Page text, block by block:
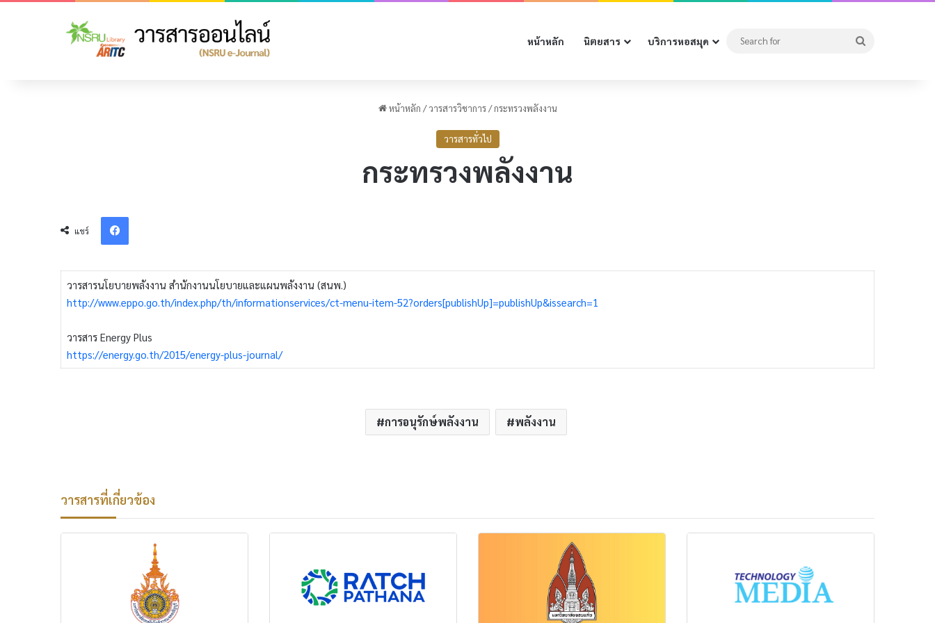
หน้าหลัก นิตยสาร บริการหอสมุด
หน้าหลัก / วารสารวิชาการ / กระทรวงพลังงาน
วารสารทั่วไป
กระทรวงพลังงาน
แชร์
Facebook
วารสารนโยบายพลังงาน สำนักงานนโยบายและแผนพลังงาน (สนพ.)
http://www.eppo.go.th/index.php/th/informationservices/ct-menu-item-52?orders[publishUp]=publishUp&issearch=1
วารสาร Energy Plus
https://energy.go.th/2015/energy-plus-journal/
การอนุรักษ์พลังงาน พลังงาน
วารสารที่เกี่ยวข้อง